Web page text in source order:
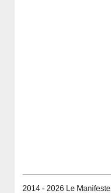
2014 - 2026 Le Manifeste